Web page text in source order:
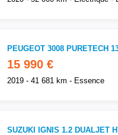
PEUGEOT 3008 PURETECH
15 990 €
2019 - 41 681 km - Essence
SUZUKI IGNIS 1.2 DUALJET